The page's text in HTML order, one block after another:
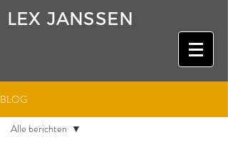
LEX JANSSEN
BLOG
Alle berichten